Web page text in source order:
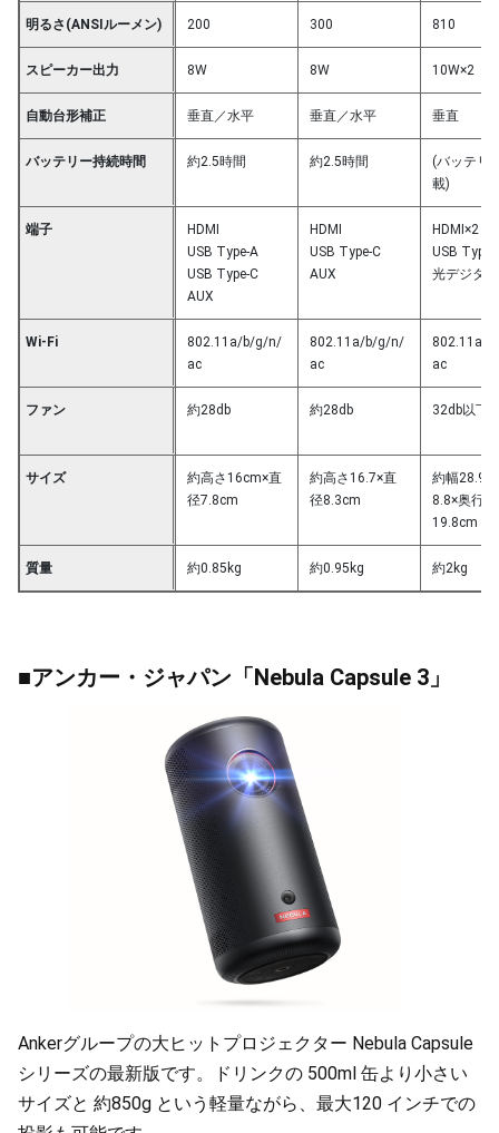
明るさ(ANSIルーメン) 200 300 810
スピーカー出力 8W 8W 10W×2
自動台形補正 垂直／水平 垂直／水平 垂直
バッテリー持続時間 約2.5時間 約2.5時間
(バッテリ
載)
端子
HDMI
USB Type-A
USB Type-C
AUX
HDMI
USB Type-C
AUX
HDMI×2
USB Type-
光デジタ
Wi-Fi
802.11a/b/g/n/
ac
802.11a/b/g/n/
ac
802.11a/
ac
ファン 約28db 約28db 32db以下
サイズ
約高さ16cm×直
径7.8cm
約高さ16.7×直
径8.3cm
約幅28.9×
8.8×奥行き
19.8cm
質量 約0.85kg 約0.95kg 約2kg
■アンカー・ジャパン「Nebula Capsule 3」
Ankerグループの大ヒットプロジェクター Nebula Capsule
シリーズの最新版です。ドリンクの 500ml 缶より小さい
サイズと 約850g という軽量ながら、最大120 インチでの